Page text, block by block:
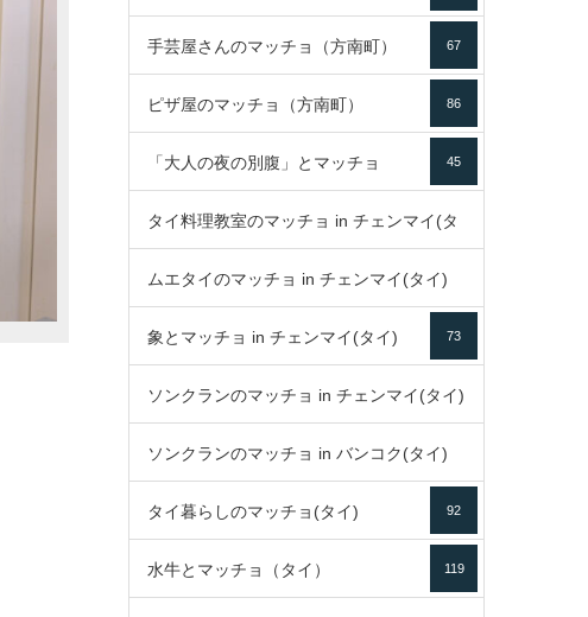
手芸屋さんのマッチョ（方南町） 67
ピザ屋のマッチョ（方南町） 86
「大人の夜の別腹」とマッチョ 45
タイ料理教室のマッチョ in チェンマイ(タ
イ)
ムエタイのマッチョ in チェンマイ(タイ)
79
象とマッチョ in チェンマイ(タイ) 73
ソンクランのマッチョ in チェンマイ(タイ)
ソンクランのマッチョ in バンコク(タイ)
85
タイ暮らしのマッチョ(タイ) 92
水牛とマッチョ（タイ） 119